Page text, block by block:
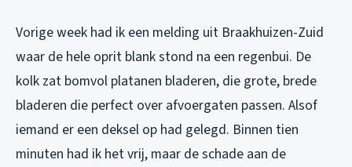
Vorige week had ik een melding uit Braakhuizen-Zuid
waar de hele oprit blank stond na een regenbui. De
kolk zat bomvol platanen bladeren, die grote, brede
bladeren die perfect over afvoergaten passen. Alsof
iemand er een deksel op had gelegd. Binnen tien
minuten had ik het vrij, maar de schade aan de